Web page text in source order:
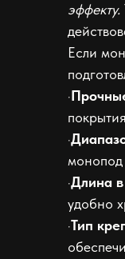
эффекту.
Если
·
·
монопод
·Длина
удобно
·Тип